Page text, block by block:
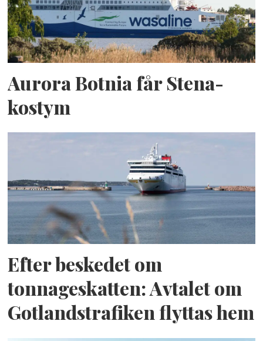
Aurora Botnia får Stena-
kostym
Efter beskedet om
tonnageskatten: Avtalet om
Gotlandstrafiken flyttas hem